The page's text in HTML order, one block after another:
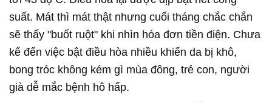
suất. Mát thì mát thật nhưng cuối tháng chắc chắn
sẽ thấy "buốt ruột" khi nhìn hóa đơn tiền điện. Chưa
kể đến việc bật điều hòa nhiều khiến da bị khô,
bong tróc không kém gì mùa đông, trẻ con, người
già dễ mắc bệnh hô hấp.